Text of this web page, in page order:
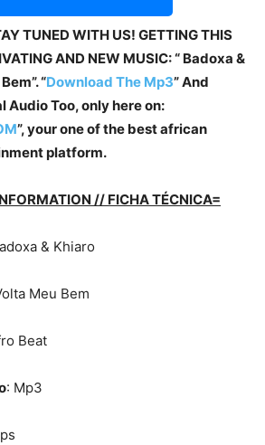
TUNED WITH US! GETTING THIS
AND NEW MUSIC: “ Badoxa &
“Download The Mp3”And
Audio Too, only here on:
”, your one of the best african
platform.
// FICHA TÉCNICA=
& Khiaro
Meu Bem
Beat
: Mp3